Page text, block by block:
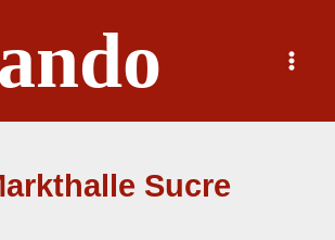
Main
Menu
Sucre